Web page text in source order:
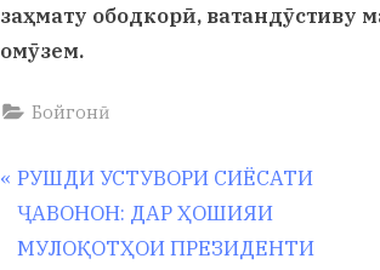
заҳмату ободкорӣ, ватандӯстиву
омӯзем.
Бойгонӣ
Навигация
по
P
r
e
РУШДИ УСТУВОРИ СИЁСАТИ
ҶАВОНОН: ДАР ҲОШИЯИ
МУЛОҚОТҲОИ ПРЕЗИДЕНТИ